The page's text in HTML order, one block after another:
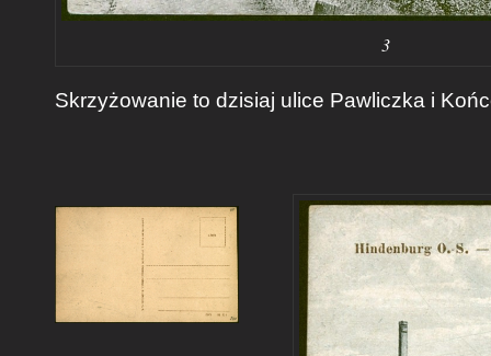
3
Skrzyżowanie to dzisiaj ulice Pawliczka i